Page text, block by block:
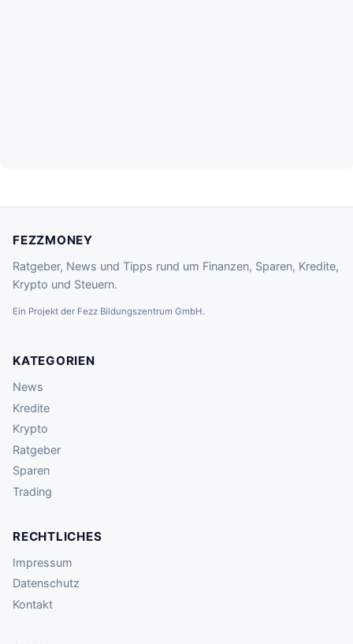
FEZZMONEY
Ratgeber, News und Tipps rund um Finanzen, Sparen, Kredite,
Krypto und Steuern.
Ein Projekt der Fezz Bildungszentrum GmbH.
KATEGORIEN
News
Kredite
Krypto
Ratgeber
Sparen
Trading
RECHTLICHES
Impressum
Datenschutz
Kontakt